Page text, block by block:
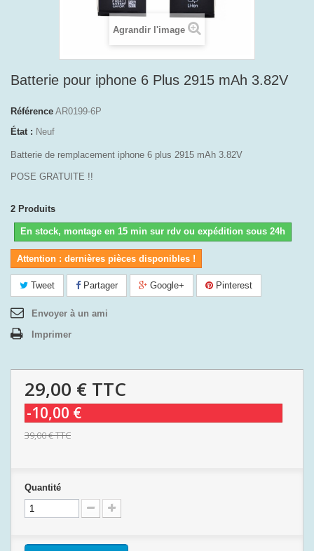
Agrandir l'image
Batterie pour iphone 6 Plus 2915 mAh 3.82V
Référence AR0199-6P
État : Neuf
Batterie de remplacement iphone 6 plus 2915 mAh 3.82V
POSE GRATUITE !!
2 Produits
En stock, montage en 15 min sur rdv ou expédition sous 24h
Attention : dernières pièces disponibles !
Tweet Partager Google+ Pinterest
Envoyer à un ami
Imprimer
29,00 € TTC
-10,00 €
39,00 €TTC
Quantité